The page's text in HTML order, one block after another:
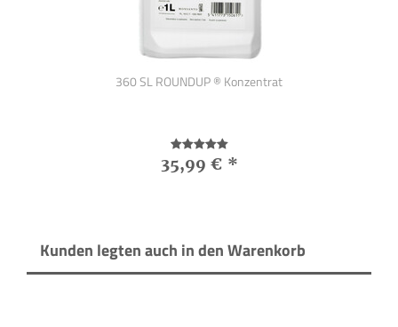
360 SL ROUNDUP ® Konzentrat
35,99 € *
Kunden legten auch in den Warenkorb